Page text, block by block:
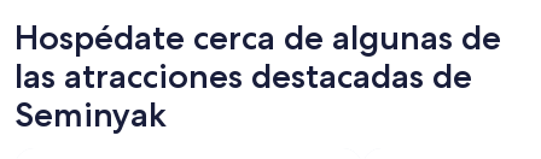
10
-
11
mañana
la
noche,
Seminyak
este
fin
propiedades
en
Seminyak
para
Hospédate cerca de algunas de
las atracciones destacadas de
Seminyak